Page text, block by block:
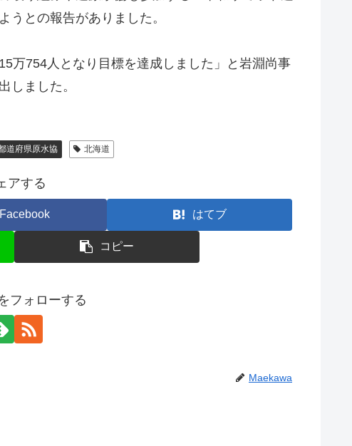
うとの報告がありました。
万754人となり目標を達成しました」と岩淵尚事
しました。
道府県原水協 北海道
アする
Facebook はてブ
コピー
フォローする
Maekawa